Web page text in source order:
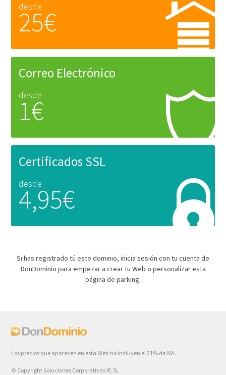
desde
25€
Correo Electrónico
desde
1€
Certificados SSL
desde
4,95€
Si has registrado tú este dominio, inicia sesión con tu cuenta de
DonDominio para empezar a crear tu Web o personalizar esta
página de parking.
Los precios que aparecen en esta Web no incluyen el 21% de IVA.
© Copyright Soluciones Corporativas IP, SL